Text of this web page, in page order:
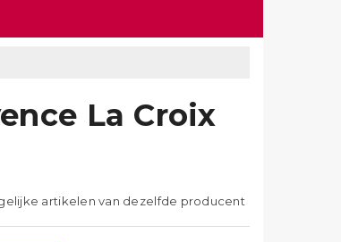
La Croix
artikelen van dezelfde producent